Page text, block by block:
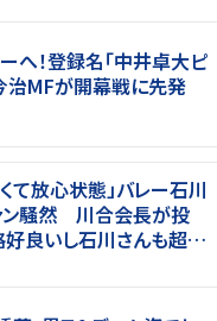
へ！登録名「中井卓大ピ
治MFが開幕戦に先発
て放心状態」バレー石川
ン騒然 川合会長が投
好良いし石川さんも超格